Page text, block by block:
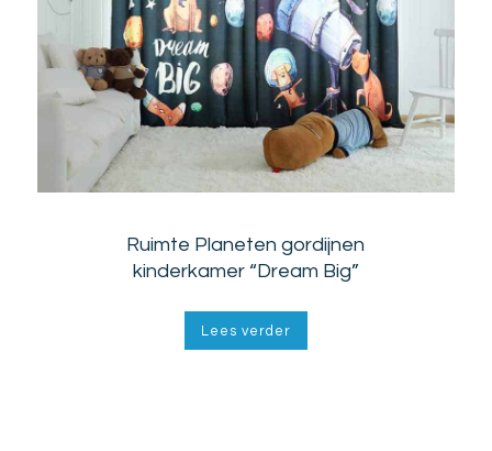
Ruimte Planeten gordijnen
kinderkamer “Dream Big”
Lees verder